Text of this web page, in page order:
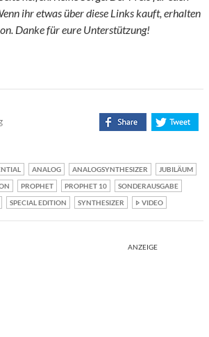
ihr etwas über diese Links kauft, erhalten
Danke für eure Unterstützung!
ANALOG ANALOGSYNTHESIZER
JUBILÄUM
PROPHET PROPHET 10
SONDERAUSGABE
SPECIAL EDITION SYNTHESIZER VIDEO
ANZEIGE